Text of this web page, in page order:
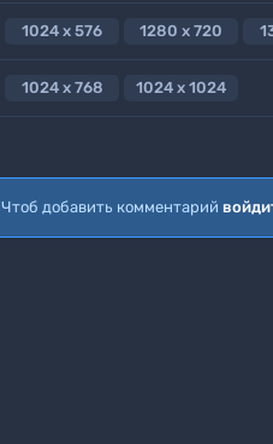
1024 x 576 1280 x 720
1024 x 768 1024 x 1024
Чтоб добавить комментарий